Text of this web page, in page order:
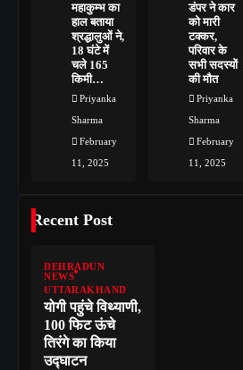
महाकुम्भ का
हाल बताया
श्रद्धालुओं ने,
18 घंटे में
चले 165
किमी…
Priyanka
Sharma
February
11, 2025
डंपर ने कार
को मारी
टक्कर,
परिवार के
सभी सदस्यों
की मौत
Priyanka
Sharma
February
11, 2025
Recent Post
DEHRADUN
NEWS
UTTARAKHAND
योगी पहुंचे विथ्याणी,
100 फिट ऊंचे
तिरंगे का किया
उद्घाटन